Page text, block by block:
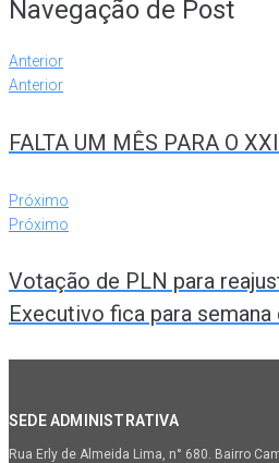
Navegação de Post
Anterior
Anterior
FALTA UM MÊS PARA O
Próximo
Próximo
Votação de PLN para
Executivo fica para semana
SEDE ADMINISTRATIVA
Rua Erly de Almeida Lima, n° 680. Bairro